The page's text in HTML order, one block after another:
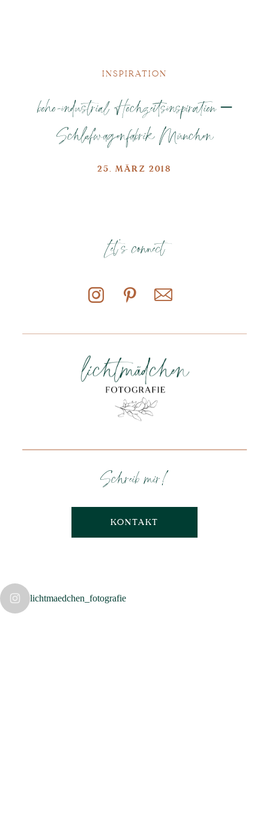
INSPIRATION
boho-industrial Hochzeitsinspiration –
Schlafwagenfabrik München
25. MÄRZ 2018
Schreib mir!
Let's connect
KONTAKT
lichtmaedchen_fotografie